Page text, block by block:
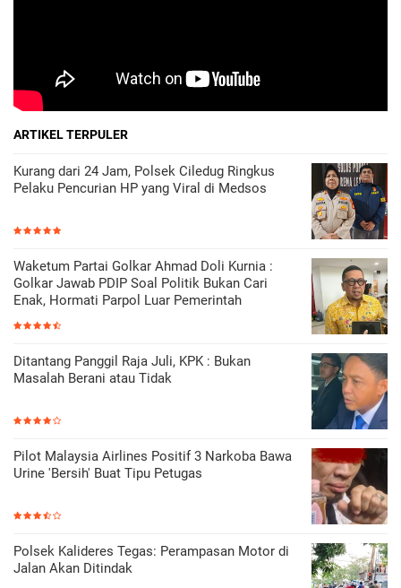
ARTIKEL TERPULER
Kurang dari 24 Jam, Polsek Ciledug Ringkus
Pelaku Pencurian HP yang Viral di Medsos
Waketum Partai Golkar Ahmad Doli Kurnia :
Golkar Jawab PDIP Soal Politik Bukan Cari
Enak, Hormati Parpol Luar Pemerintah
Ditantang Panggil Raja Juli, KPK : Bukan
Masalah Berani atau Tidak
Pilot Malaysia Airlines Positif 3 Narkoba Bawa
Urine 'Bersih' Buat Tipu Petugas
Polsek Kalideres Tegas: Perampasan Motor di
Jalan Akan Ditindak